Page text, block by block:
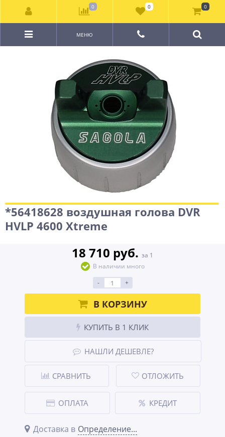
МЕНЮ
*56418628 воздушная голова DVR
HVLP 4600 Xtreme
18 710 руб. за 1
В наличии много
-
+
В КОРЗИНУ
КУПИТЬ В 1 КЛИК
НАШЛИ ДЕШЕВЛЕ?
СРАВНИТЬ ОТЛОЖИТЬ
ОПЛАТА КРЕДИТ
Доставка в Определение...
0 0 0